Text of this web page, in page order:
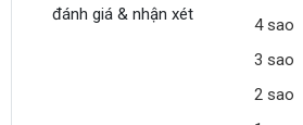
- Kích
+
24 tháng
đánh giá & nhận xét
4 sao
3 sao
2 sao